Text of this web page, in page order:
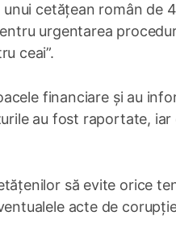
cetățean român de
urgentarea
ceai”.
financiare și au
au fost raportate,
să evite orice
acte de